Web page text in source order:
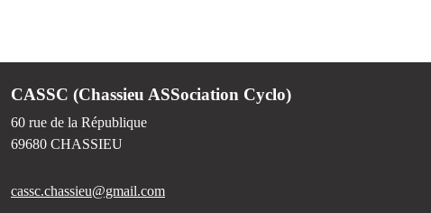
CASSC (Chassieu ASSociation Cyclo)
60 rue de la République
69680 CHASSIEU
cassc.chassieu@gmail.com